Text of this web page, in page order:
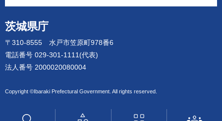
茨城県庁
〒310-8555 水戸市笠原町978番6
電話番号 029-301-1111(代表)
法人番号 2000020080004
Copyright ©Ibaraki Prefectural Government. All rights reserved.